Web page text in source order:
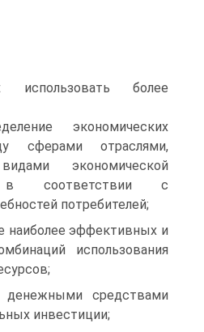
более
экономических
сферами отраслями,
экономической
в соответствии с
потребителей;
наиболее эффективных и
использования
денежными средствами
инвестиции;